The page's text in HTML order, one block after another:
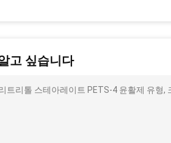
고 싶습니다
리톨 스테아레이트 PETS-4 윤활제 유형,